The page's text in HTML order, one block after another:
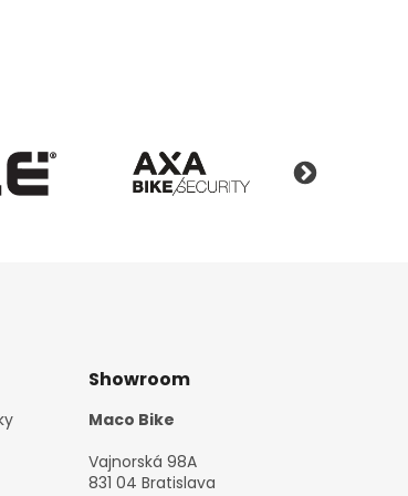
Showroom
Maco Bike
Vajnorská 98A
831 04 Bratislava